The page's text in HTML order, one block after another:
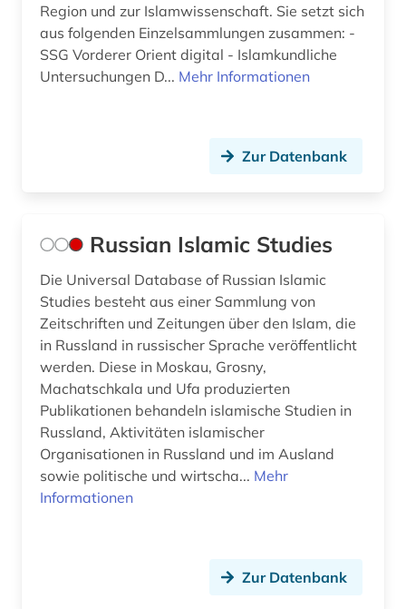
Region und zur Islamwissenschaft. Sie setzt sich
aus folgenden Einzelsammlungen zusammen: -
SSG Vorderer Orient digital - Islamkundliche
Untersuchungen D... Mehr Informationen
Zur Datenbank
Russian Islamic Studies
Die Universal Database of Russian Islamic
Studies besteht aus einer Sammlung von
Zeitschriften und Zeitungen über den Islam, die
in Russland in russischer Sprache veröffentlicht
werden. Diese in Moskau, Grosny,
Machatschkala und Ufa produzierten
Publikationen behandeln islamische Studien in
Russland, Aktivitäten islamischer
Organisationen in Russland und im Ausland
sowie politische und wirtscha... Mehr
Informationen
Zur Datenbank